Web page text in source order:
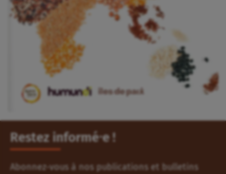
Restez informé⸱e !
Abonnez-vous à nos publications et bulletins